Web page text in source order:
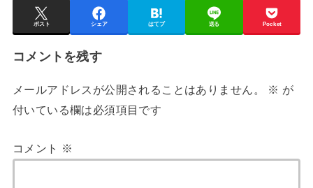
ポスト シェア はてブ 送る Pocket
コメントを残す
メールアドレスが公開されることはありません。 ※ が
付いている欄は必須項目です
コメント ※